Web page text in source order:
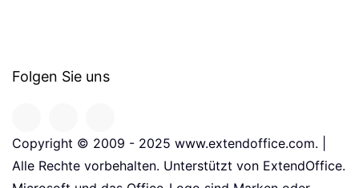
Folgen Sie uns
Copyright © 2009 - 2025 www.extendoffice.com. |
Alle Rechte vorbehalten. Unterstützt von ExtendOffice.